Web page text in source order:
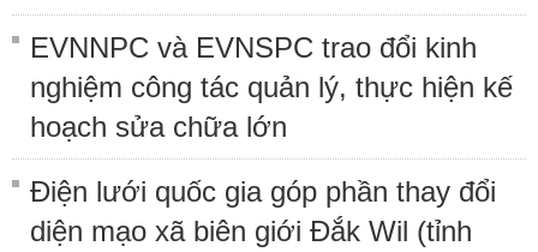
EVNNPC và EVNSPC trao đổi kinh
nghiệm công tác quản lý, thực hiện kế
hoạch sửa chữa lớn
Điện lưới quốc gia góp phần thay đổi
diện mạo xã biên giới Đắk Wil (tỉnh